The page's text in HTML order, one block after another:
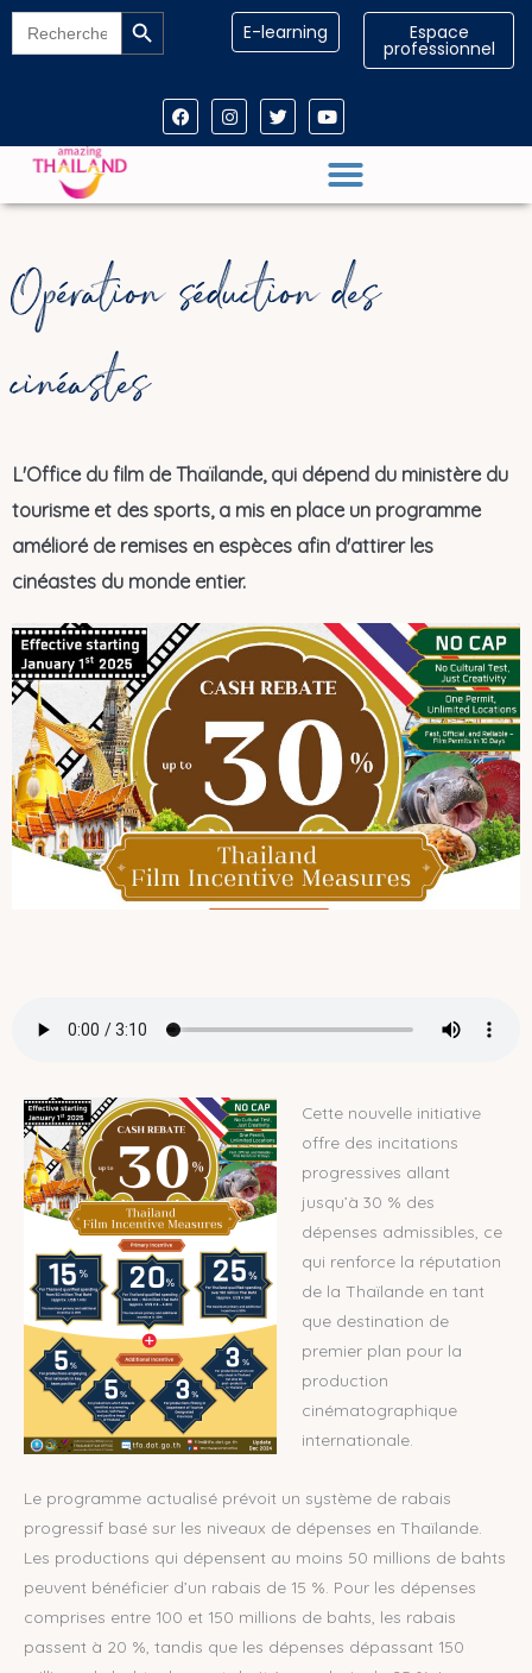
Aller
Search
for:
Search Button
E-learning Espace
professionnel
F
a
c
e
o
I
n
s
t
r
T
w
i
t
r
Y
o
u
t
u
b
e
Opération séduction des
cinéastes
L'Office du film de Thaïlande, qui dépend du ministère du
tourisme et des sports, a mis en place un programme
amélioré de remises en espèces afin d'attirer les
cinéastes du monde entier.
Cette nouvelle initiative
offre des incitations
progressives allant
jusqu’à 30 % des
dépenses admissibles, ce
qui renforce la réputation
de la Thaïlande en tant
que destination de
premier plan pour la
production
cinématographique
internationale.
Le programme actualisé prévoit un système de rabais
progressif basé sur les niveaux de dépenses en Thaïlande.
Les productions qui dépensent au moins 50 millions de bahts
peuvent bénéficier d’un rabais de 15 %. Pour les dépenses
comprises entre 100 et 150 millions de bahts, les rabais
passent à 20 %, tandis que les dépenses dépassant 150